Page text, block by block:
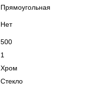
Прямоугольная
Нет
500
1
Хром
Стекло